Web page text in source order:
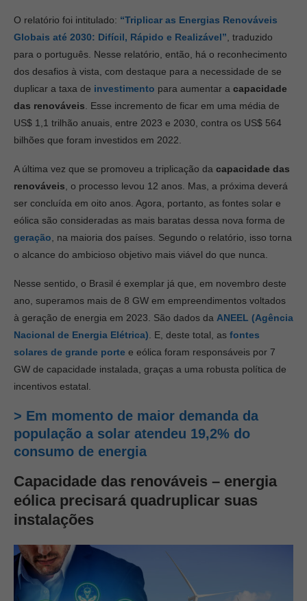
O relatório foi intitulado: “Triplicar as Energias Renováveis
Globais até 2030: Difícil, Rápido e Realizável” , traduzido
para o português. Nesse relatório, então, há o reconhecimento
dos desafios à vista, com destaque para a necessidade de se
duplicar a taxa de investimento para aumentar a capacidade
das renováveis . Esse incremento de ficar em uma média de
US$ 1,1 trilhão anuais, entre 2023 e 2030, contra os US$ 564
bilhões que foram investidos em 2022.
A última vez que se promoveu a triplicação da capacidade das
renováveis , o processo levou 12 anos. Mas, a próxima deverá
ser concluída em oito anos. Agora, portanto, as fontes solar e
eólica são consideradas as mais baratas dessa nova forma de
geração , na maioria dos países. Segundo o relatório, isso torna
o alcance do ambicioso objetivo mais viável do que nunca.
Nesse sentido, o Brasil é exemplar já que, em novembro deste
ano, superamos mais de 8 GW em empreendimentos voltados
à geração de energia em 2023. São dados da ANEEL (Agência
Nacional de Energia Elétrica) . E, deste total, as fontes
solares de grande porte e eólica foram responsáveis por 7
GW de capacidade instalada, graças a uma robusta política de
incentivos estatal.
> Em momento de maior demanda da
população a solar atendeu 19,2% do
consumo de energia
Capacidade das renováveis – energia
eólica precisará quadruplicar suas
instalações